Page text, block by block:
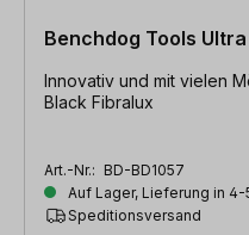
Benchdog Tools
Innovativ und mit vielen
Black Fibralux
Art.-Nr.: BD-BD1057
Auf Lager, Lieferung in 4-
Speditionsversand